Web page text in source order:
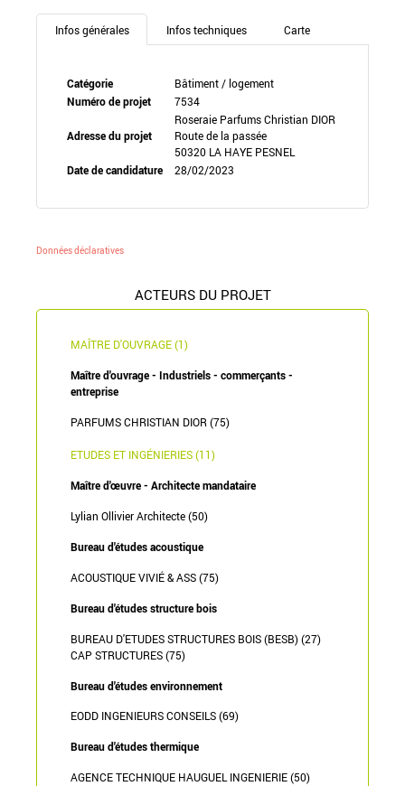
Infos générales Infos techniques Carte
Catégorie
Bâtiment / logement
Numéro de projet
7534
Adresse du projet
Roseraie Parfums Christian DIOR
Route de la passée
50320 LA HAYE PESNEL
Date de candidature
28/02/2023
Données déclaratives
ACTEURS DU PROJET
MAÎTRE D'OUVRAGE (1)
Maître d'ouvrage - Industriels - commerçants -
entreprise
PARFUMS CHRISTIAN DIOR (75)
ETUDES ET INGÉNIERIES (11)
Maître d'œuvre - Architecte mandataire
Lylian Ollivier Architecte (50)
Bureau d'études acoustique
ACOUSTIQUE VIVIÉ & ASS (75)
Bureau d'études structure bois
BUREAU D'ETUDES STRUCTURES BOIS (BESB) (27)
CAP STRUCTURES (75)
Bureau d'études environnement
EODD INGENIEURS CONSEILS (69)
Bureau d'études thermique
AGENCE TECHNIQUE HAUGUEL INGENIERIE (50)